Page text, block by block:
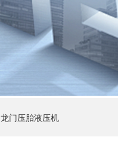
龙门压胎液压机